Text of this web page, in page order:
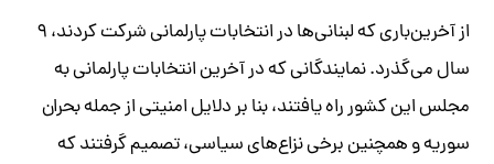
از آخرین‌باری که لبنانی‌ها در انتخابات پارلمانی شرکت کردند، ۹
سال می‌گذرد. نمایندگانی که در آخرین انتخابات پارلمانی به
مجلس این کشور راه یافتند، بنا بر دلایل امنیتی از جمله بحران
سوریه و همچنین برخی نزاع‌های سیاسی، تصمیم گرفتند که